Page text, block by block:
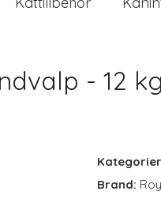
- 12 kg
Brand: